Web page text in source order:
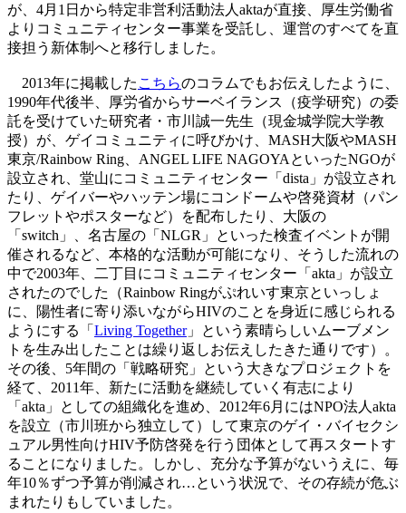
が、4月1日から特定非営利活動法人aktaが直接、厚生労働省
よりコミュニティセンター事業を受託し、運営のすべてを直
接担う新体制へと移行しました。
2013年に掲載した こちらのコラムでもお伝えしたように、
1990年代後半、厚労省からサーベイランス（疫学研究）の委
託を受けていた研究者・市川誠一先生（現金城学院大学教
授）が、ゲイコミュニティに呼びかけ、MASH大阪やMASH
東京/Rainbow Ring、ANGEL LIFE NAGOYAといったNGOが
設立され、堂山にコミュニティセンター「dista」が設立され
たり、ゲイバーやハッテン場にコンドームや啓発資材（パン
フレットやポスターなど）を配布したり、大阪の
「switch」、名古屋の「NLGR」といった検査イベントが開
催されるなど、本格的な活動が可能になり、そうした流れの
中で2003年、二丁目にコミュニティセンター「akta」が設立
されたのでした（Rainbow Ringがぷれいす東京といっしょ
に、陽性者に寄り添いながらHIVのことを身近に感じられる
ようにする「 Living Together」という素晴らしいムーブメン
トを生み出したことは繰り返しお伝えしたきた通りです）。
その後、5年間の「戦略研究」という大きなプロジェクトを
経て、2011年、新たに活動を継続していく有志により
「akta」としての組織化を進め、2012年6月にはNPO法人akta
を設立（市川班から独立して）して東京のゲイ・バイセクシ
ュアル男性向けHIV予防啓発を行う団体として再スタートす
ることになりました。しかし、充分な予算がないうえに、毎
年10％ずつ予算が削減され…という状況で、その存続が危ぶ
まれたりもしていました。